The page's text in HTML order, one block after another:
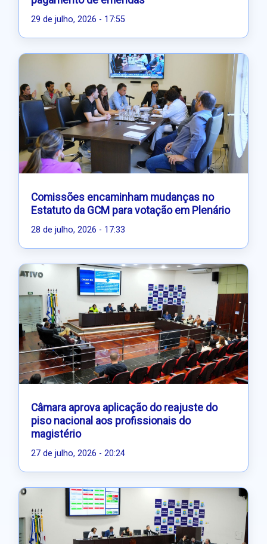
29 de julho, 2026 - 17:55
Comissões encaminham mudanças no
Estatuto da GCM para votação em Plenário
28 de julho, 2026 - 17:33
Câmara aprova aplicação do reajuste do
piso nacional aos profissionais do
magistério
27 de julho, 2026 - 20:24